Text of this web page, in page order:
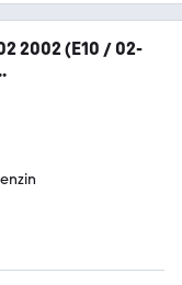
2002 (E10 / 02-